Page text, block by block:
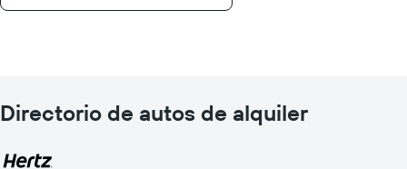
Directorio de autos de alquiler